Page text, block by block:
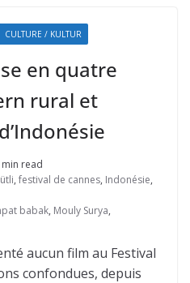
CULTURE / KULTUR
en quatre
rural et
read
, festival de cannes, Indonésie,
babak, Mouly Surya,
aucun film au Festival
confondues, depuis